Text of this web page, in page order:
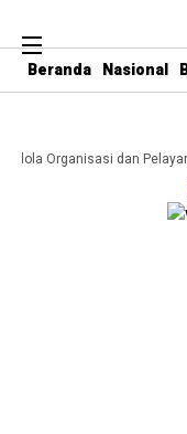
Beranda Nasional
Organisasi dan